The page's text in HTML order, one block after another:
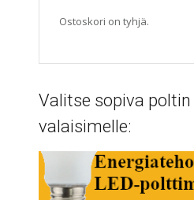
Ostoskori on tyhjä.
Valitse sopiva poltin
valaisimelle: